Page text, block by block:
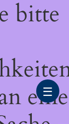
bitte
☰